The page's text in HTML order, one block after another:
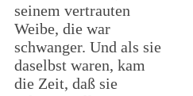
seinem vertrauten
Weibe, die war
schwanger. Und als sie
daselbst waren, kam
die Zeit, daß sie